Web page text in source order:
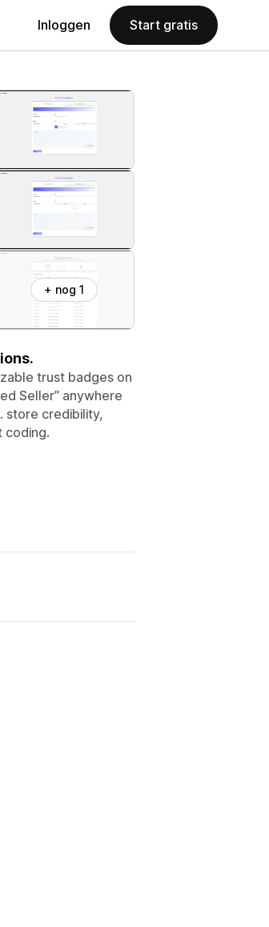
Inloggen Start gratis
+ nog 1
trust badges on
Seller” anywhere
store credibility,
coding.